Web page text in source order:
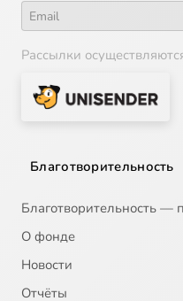
Рассылки
Благотворительность
Благотворительность
О фонде
Новости
Отчёты